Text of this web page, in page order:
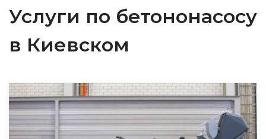
Услуги по бетононасосу
в Киевском